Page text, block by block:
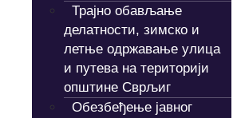
Трајно обављање
делатности, зимско и
летње одржавање улица
и путева на територији
општине Сврљиг
Обезбеђење јавног